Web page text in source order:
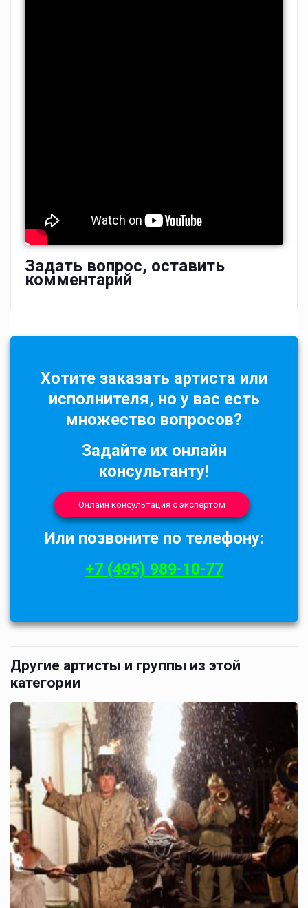
Задать вопрос, оставить
комментарий
Хотите заказать артиста или
исполнителя, но у вас есть
множество вопросов?
Задайте их онлайн
консультанту!
Онлайн консультация с экспертом
Или позвоните по телефону:
+7 (495) 989-10-77
Другие артисты и группы из этой
категории